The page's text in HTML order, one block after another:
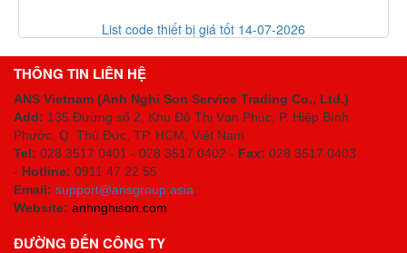
List code thiết bị giá tốt 14-07-2026
THÔNG TIN LIÊN HỆ
ANS Vietnam (Anh Nghi Son Service Trading Co., Ltd.)
Add: 135 Đường số 2, Khu Đô Thị Vạn Phúc, P. Hiệp Bình
Phước, Q. Thủ Đức, TP. HCM , Việt Nam
Tel: 028 3517 0401 - 028 3517 0402 - Fax: 028 3517 0403
- Hotline: 0911 47 22 55
Email: support@ansgroup.asia;
Website: anhnghison.com
ĐƯỜNG ĐẾN CÔNG TY